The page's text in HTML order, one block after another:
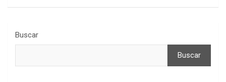
Buscar
Buscar